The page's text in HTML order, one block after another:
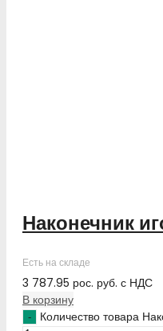
Наконечник
Есть на складе
3 787.95 рос. руб. с НДС
В корзину
Количество товара